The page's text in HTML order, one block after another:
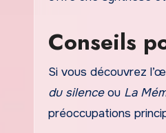
Conseils
Si vous découvrez
du silenceou La
préoccupations